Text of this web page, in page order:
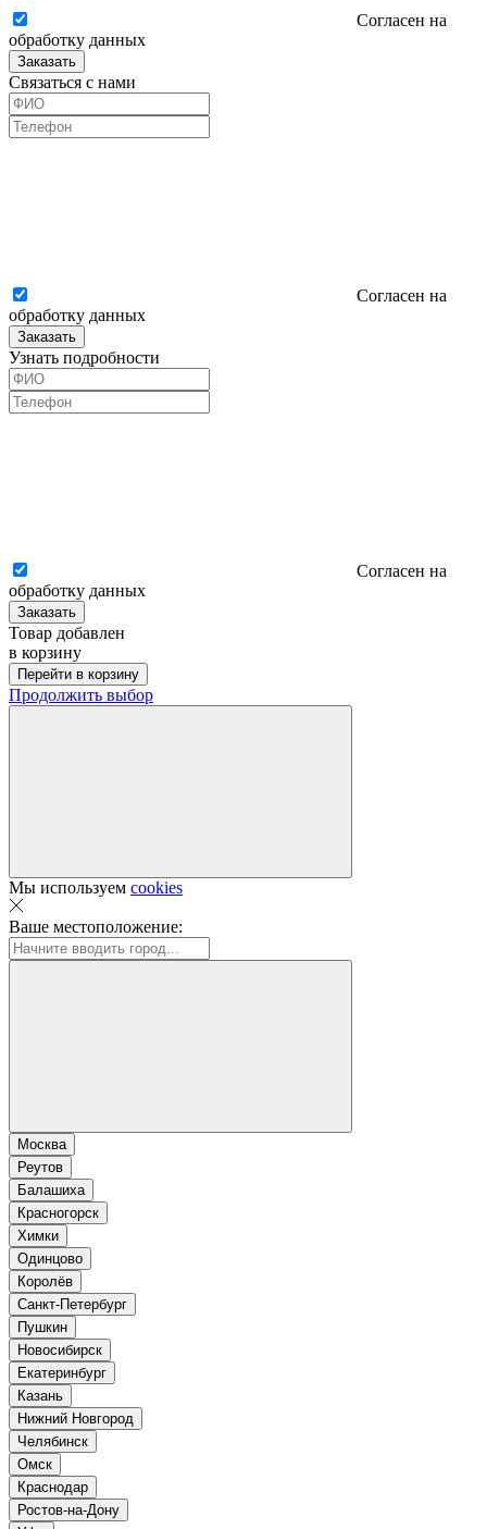
Согласен на
обработку данных
Заказать
Связаться с нами
Согласен на
обработку данных
Заказать
Узнать подробности
Согласен на
обработку данных
Заказать
Товар добавлен
в корзину
Перейти в корзину
Продолжить выбор
Мы используем cookies
Ваше местоположение:
Москва
Реутов
Балашиха
Красногорск
Химки
Одинцово
Королёв
Санкт-Петербург
Пушкин
Новосибирск
Екатеринбург
Казань
Нижний Новгород
Челябинск
Омск
Краснодар
Ростов-на-Дону